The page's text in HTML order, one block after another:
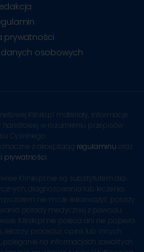
prywatności
danych osobowych
Kliniki.pl materiały, informacje
w rozumieniu przepisów
Cywilnego.
z akceptacją regulaminu oraz
prywatności
Kliniki.pl nie są substytutem dla
diagnozowania lub leczenia.
nie może lekceważyć porady
porady medycznej z powodu
Kliniki.pl nie poleca ani nie popiera
lekarzy, procedur, opinii lub innych
poleganie na informacjach zawartych